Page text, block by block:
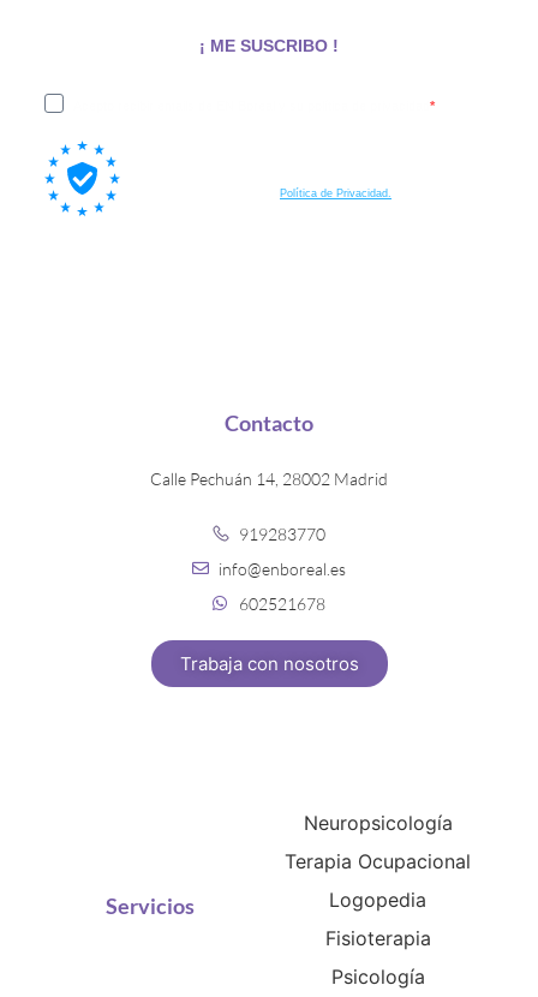
¡ ME SUSCRIBO !
Política de Privacidad.
Servicios
Neuropsicología
Terapia Ocupacional
Logopedia
Fisioterapia
Psicología
Contacto
Calle Pechuán 14, 28002 Madrid
919283770
info@enboreal.es
602521678
Trabaja con nosotros